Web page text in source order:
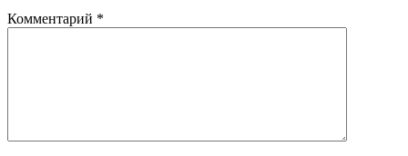
Комментарий *